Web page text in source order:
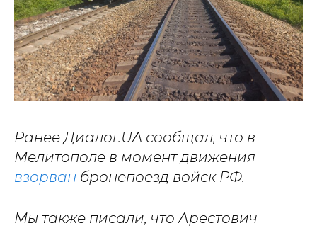
Ранее Диалог.UA сообщал, что в
Мелитополе в момент движения
взорван бронепоезд войск РФ.
Мы также писали, что Арестович